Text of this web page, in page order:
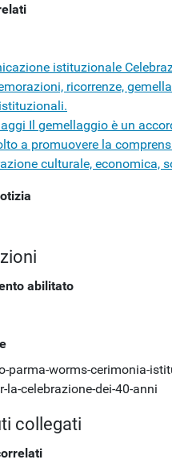
istituzionale
ricorrenze,
Il gemellaggio è un
a promuovere la
culturale, economica,
abilitato
parma-worms-cerimonia-
la-celebrazione-dei-40-anni
collegati